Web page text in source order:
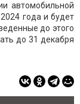
автомобильной
года и будет
до этого
до 31 декабря